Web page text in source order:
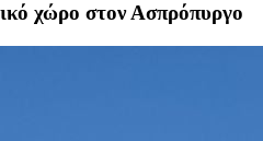
χώρο στον Ασπρόπυργο